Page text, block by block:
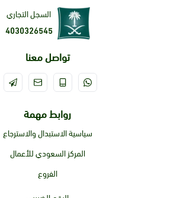
السجل التجاري
4030326545
تواصل معنا
روابط مهمة
سياسية الاستبدال والاسترجاع
المركز السعودي للأعمال
الفروع